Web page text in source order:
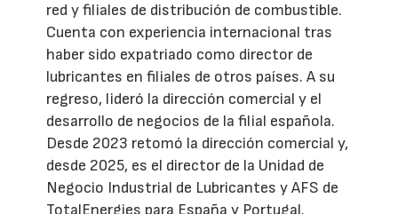
red y filiales de distribución de combustible.
Cuenta con experiencia internacional tras
haber sido expatriado como director de
lubricantes en filiales de otros países. A su
regreso, lideró la dirección comercial y el
desarrollo de negocios de la filial española.
Desde 2023 retomó la dirección comercial y,
desde 2025, es el director de la Unidad de
Negocio Industrial de Lubricantes y AFS de